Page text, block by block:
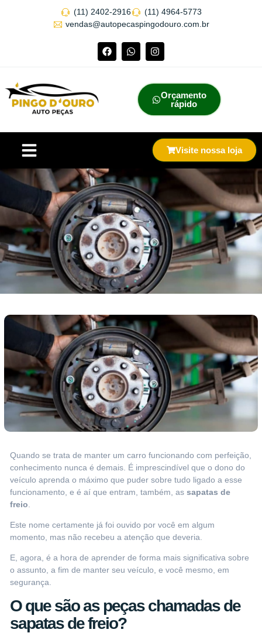
(11) 2402-2916
(11) 4964-5773
vendas@autopecaspingodouro.com.br
Orçamento
rápido
Visite nossa loja
Quando se trata de manter um carro funcionando com perfeição,
conhecimento nunca é demais. É imprescindível que o dono do
veículo aprenda o máximo que puder sobre tudo ligado a esse
funcionamento, e é aí que entram, também, as sapatas de
freio
Este nome certamente já foi ouvido por você em algum
momento, mas não recebeu a atenção que deveria.
E, agora, é a hora de aprender de forma mais significativa sobre
o assunto, a fim de manter seu veículo, e você mesmo, em
segurança.
O que são as peças chamadas de
sapatas de freio?